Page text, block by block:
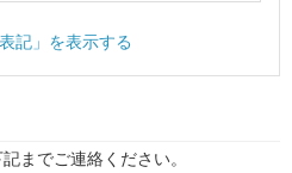
記」を表示する
までご連絡ください。